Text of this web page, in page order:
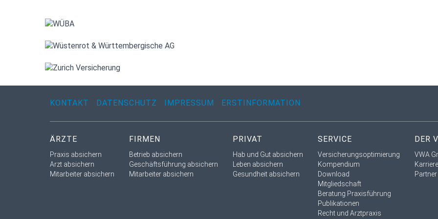
KONTAKT DATENSCHUTZ IMPRESSUM ERSTINFORMATION
ÄRZTE
Praxis absichern
Arzt absichern
Mitarbeiter absichern
FIRMEN
Betrieb absichern
Geschäftsführung absichern
Mitarbeiter absichern
PRIVAT
Hab und Gut absichern
Leben absichern
Gesundheit absichern
SERVICE
Versicherungsoptimierung
Kompendium
Download
Mitgliedschaft
Beratung Praxisführung
Publikationen
Recht und Arztpraxis
DER
VWA
Karriere
Partner